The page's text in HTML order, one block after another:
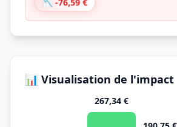
📊 Visualisation de l'impact
267,34 €